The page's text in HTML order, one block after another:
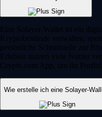
Eine Solayer-Wallet ist ein
Kryptobestände verwalten,
persönliche Schnittstelle zur
Erlebnis nutzen viele Nutzer
Crypto.com App, um ihr
Wie erstelle ich eine Solayer-